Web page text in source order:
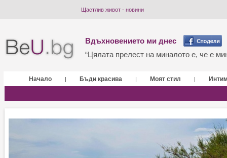
Щастлив живот - новини
Вдъхновението ми днес
“Цялата прелест на миналото е, че е
Начало | Бъди красива | Моят стил |